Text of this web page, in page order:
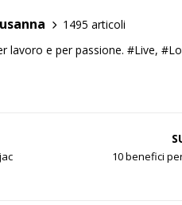
1495 articoli
lavoro e per passione. #Live,
10 benefici